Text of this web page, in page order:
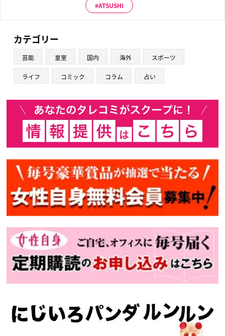
ATSUSHI
カテゴリー
芸能 皇室 国内 海外 スポーツ
ライフ コミック コラム 占い